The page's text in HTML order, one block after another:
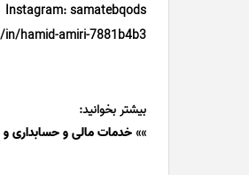
Instagram: samatebqods
in/hamid-amiri-7881b4b3
بیشتر بخوانید:
»»خدمات مالی و حسابداری و